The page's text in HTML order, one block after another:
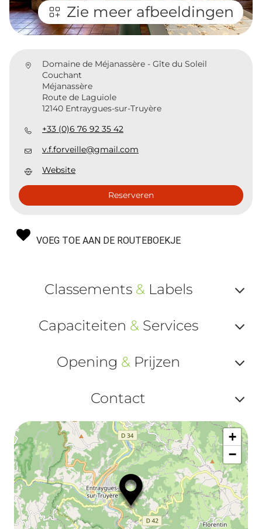
Zie meer afbeeldingen
Domaine de Méjanassère - Gîte du Soleil
Couchant
Méjanassère
Route de Laguiole
12140 Entraygues-sur-Truyère
+33 (0)6 76 92 35 42
v.f.forveille@gmail.com
Website
Reserveren
VOEG TOE AAN DE ROUTEBOEKJE
Classements &Labels
ou
Capaciteiten &Services
ou
Opening &Prijzen
ou
et
Contact
ou
+
−